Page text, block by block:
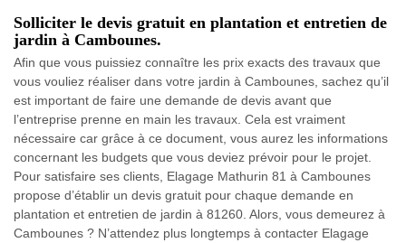
Solliciter le devis gratuit en plantation et entretien de
jardin à Cambounes.
Afin que vous puissiez connaître les prix exacts des travaux que
vous vouliez réaliser dans votre jardin à Cambounes, sachez qu’il
est important de faire une demande de devis avant que
l’entreprise prenne en main les travaux. Cela est vraiment
nécessaire car grâce à ce document, vous aurez les informations
concernant les budgets que vous deviez prévoir pour le projet.
Pour satisfaire ses clients, Elagage Mathurin 81 à Cambounes
propose d’établir un devis gratuit pour chaque demande en
plantation et entretien de jardin à 81260. Alors, vous demeurez à
Cambounes ? N’attendez plus longtemps à contacter Elagage